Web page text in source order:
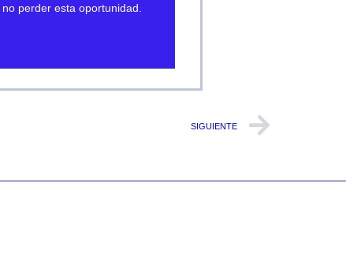
perder esta oportunidad.
SIGUIENTE